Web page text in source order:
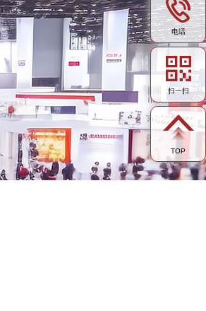
电话
扫一扫
TOP